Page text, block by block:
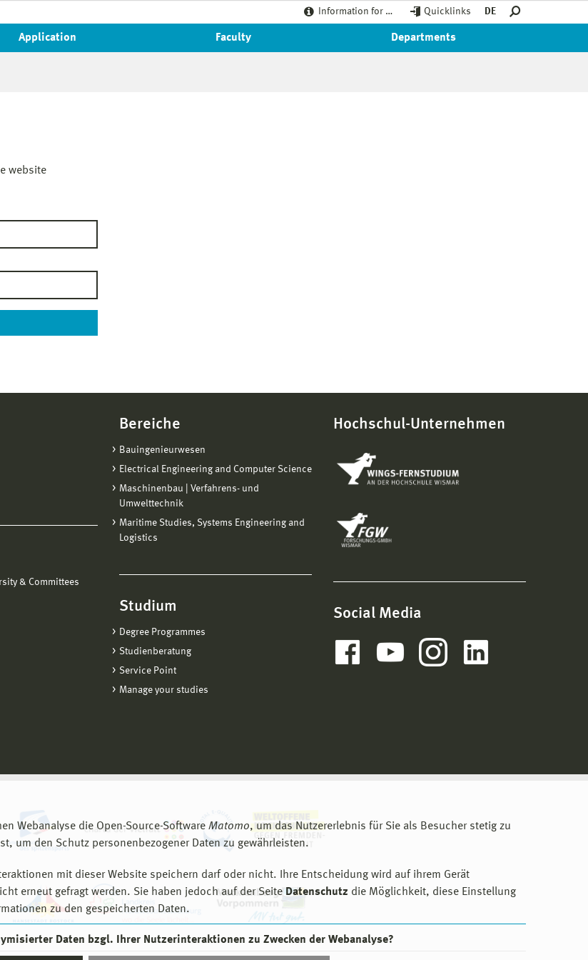
Information for … Quicklinks DE
Application Faculty Departments
Webanalyse die Open-Source-Software Matomo, um das Nutzererlebnis für Sie als Besucher stetig zu
um den Schutz personenbezogener Daten zu gewährleisten.
mit dieser Website speichern darf oder nicht. Ihre Entscheidung wird auf ihrem Gerät
erneut gefragt werden. Sie haben jedoch auf der Seite Datenschutz die Möglichkeit, diese Einstellung
zu den gespeicherten Daten.
Daten bzgl. Ihrer Nutzerinteraktionen zu Zwecken der Webanalyse?
website
& Committees
Bereiche
Bauingenieurwesen
Electrical Engineering and Computer Science
Maschinenbau | Verfahrens- und
Umwelttechnik
Maritime Studies, Systems Engineering and
Logistics
Studium
Degree Programmes
Studienberatung
Service Point
Manage your studies
Hochschul-Unternehmen
Social Media